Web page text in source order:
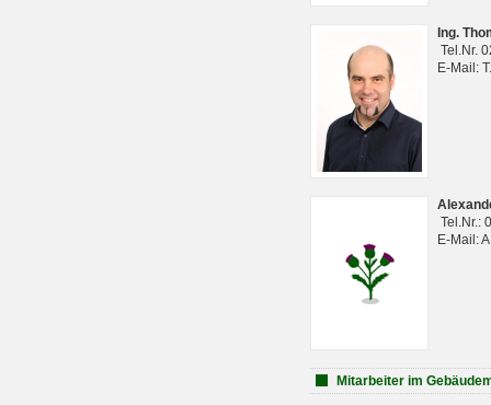
Ing.
Tel.Nr.
E-Mail:
Tel.Nr.:
E-Mail:
Mitarbeiter im